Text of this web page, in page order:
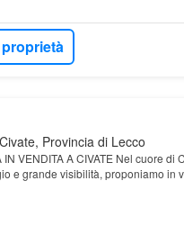
Provincia di Lecco
VENDITA A CIVATE Nel cuore di
e grande visibilità, proponiamo in
STRADA